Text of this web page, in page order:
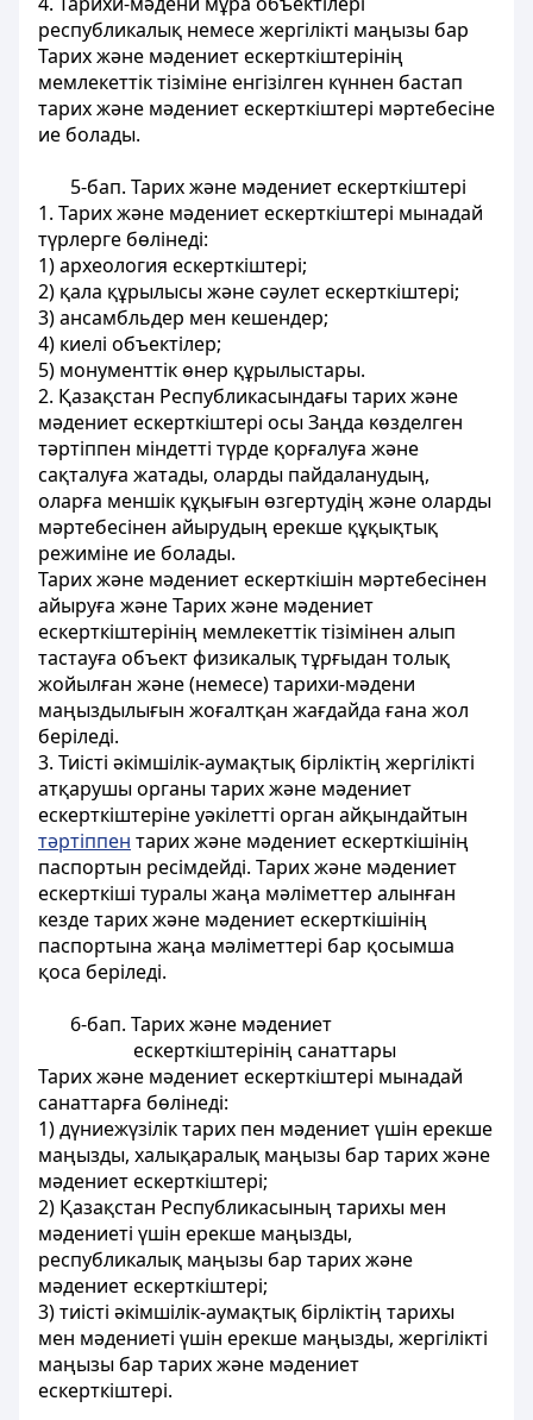
республикалық немесе жергілікті маңызы бар
Тарих және мәдениет ескерткіштерінің
мемлекеттік тізіміне енгізілген күннен бастап
тарих және мәдениет ескерткіштері мәртебесіне
ие болады.
5-бап. Тарих және мәдениет ескерткіштері
1. Тарих және мәдениет ескерткіштері мынадай
түрлерге бөлінеді:
1) археология ескерткіштері;
2) қала құрылысы және сәулет ескерткіштері;
3) ансамбльдер мен кешендер;
4) киелі объектілер;
5) монументтік өнер құрылыстары.
2. Қазақстан Республикасындағы тарих және
мәдениет ескерткiштерi осы Заңда көзделген
тәртiппен мiндеттi түрде қорғалуға және
сақталуға жатады, оларды пайдаланудың,
оларға меншік құқығын өзгертудің және оларды
мәртебесінен айырудың ерекше құқықтық
режиміне ие болады.
Тарих және мәдениет ескерткiшiн мәртебесiнен
айыруға және Тарих және мәдениет
ескерткіштерінің мемлекеттік тізімінен алып
тастауға объект физикалық тұрғыдан толық
жойылған және (немесе) тарихи-мәдени
маңыздылығын жоғалтқан жағдайда ғана жол
беріледі.
3. Тиісті әкімшілік-аумақтық бірліктің жергілікті
атқарушы органы тарих және мәдениет
ескерткіштеріне уәкілетті орган айқындайтын
тәртіппен тарих және мәдениет ескерткішінің
паспортын ресімдейді. Тарих және мәдениет
ескерткіші туралы жаңа мәліметтер алынған
кезде тарих және мәдениет ескерткішінің
паспортына жаңа мәліметтері бар қосымша
қоса беріледі.
6-бап. Тарих және мәдениет
ескерткіштерінің санаттары
Тарих және мәдениет ескерткіштері мынадай
санаттарға бөлінеді:
1) дүниежүзілік тарих пен мәдениет үшін ерекше
маңызды, халықаралық маңызы бар тарих және
мәдениет ескерткіштері;
2) Қазақстан Республикасының тарихы мен
мәдениеті үшін ерекше маңызды,
республикалық маңызы бар тарих және
мәдениет ескерткіштері;
3) тиісті әкімшілік-аумақтық бірліктің тарихы
мен мәдениеті үшін ерекше маңызды, жергілікті
маңызы бар тарих және мәдениет
ескерткіштері.